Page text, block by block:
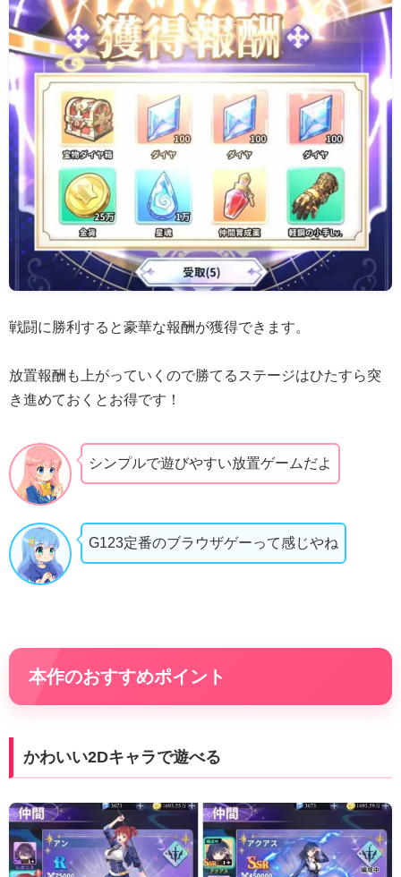
戦闘に勝利すると豪華な報酬が獲得できます。
放置報酬も上がっていくので勝てるステージはひたすら突
き進めておくとお得です！
シンプルで遊びやすい放置ゲームだよ
G123定番のブラウザゲーって感じやね
本作のおすすめポイント
かわいい2Dキャラで遊べる